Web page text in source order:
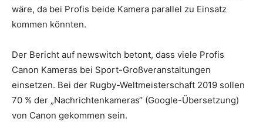
wäre, da bei Profis beide Kamera parallel zu Einsatz
kommen könnten.
Der Bericht auf newswitch betont, dass viele Profis
Canon Kameras bei Sport-Großveranstaltungen
einsetzen. Bei der Rugby-Weltmeisterschaft 2019 sollen
70 % der „Nachrichtenkameras“ (Google-Übersetzung)
von Canon gekommen sein.